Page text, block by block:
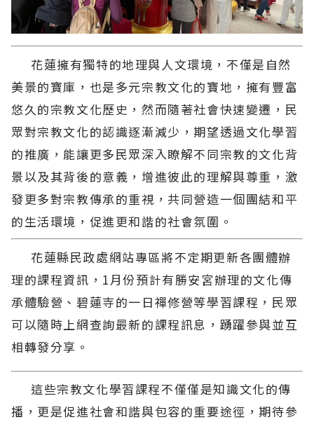
花蓮擁有獨特的地理與人文環境，不僅是自然
美景的寶庫，也是多元宗教文化的寶地，擁有豐富
悠久的宗教文化歷史，然而隨著社會快速變遷，民
眾對宗教文化的認識逐漸減少，期望透過文化學習
的推廣，能讓更多民眾深入瞭解不同宗教的文化背
景以及其背後的意義，增進彼此的理解與尊重，激
發更多對宗教傳承的重視，共同營造一個團結和平
的生活環境，促進更和諧的社會氛圍。
花蓮縣民政處網站專區將不定期更新各團體辦
理的課程資訊，1月份預計有勝安宮辦理的文化傳
承體驗營、碧蓮寺的一日禪修營等學習課程，民眾
可以隨時上網查詢最新的課程訊息，踴躍參與並互
相轉發分享。
這些宗教文化學習課程不僅僅是知識文化的傳
播，更是促進社會和諧與包容的重要途徑，期待參